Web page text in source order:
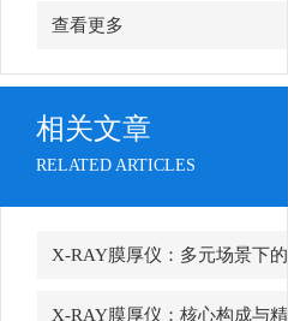
查看更多
相关文章
RELATED ARTICLES
X-RAY膜厚仪：多元场景下的
精准检测边界
X-RAY膜厚仪：核心构成与精